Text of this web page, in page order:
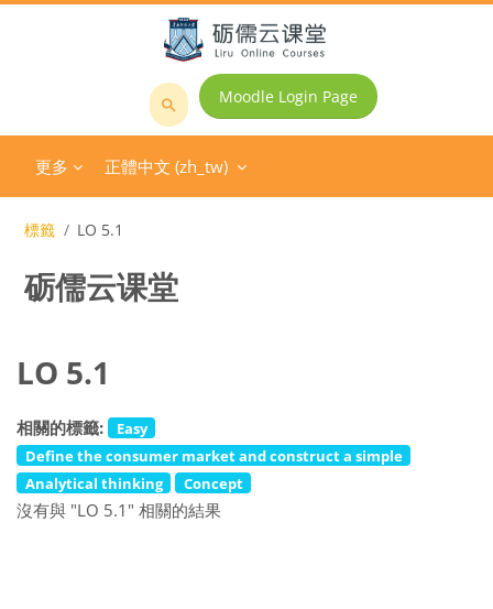
搜
課
程
Moodle Login Page
更多 正體中文 ‎(zh_tw)‎
標籤 LO 5.1
砺儒云课堂
LO 5.1
相關的標籤:
Easy
Define the consumer market and construct a simple
Analytical thinking
Concept
沒有與 "LO 5.1" 相關的結果